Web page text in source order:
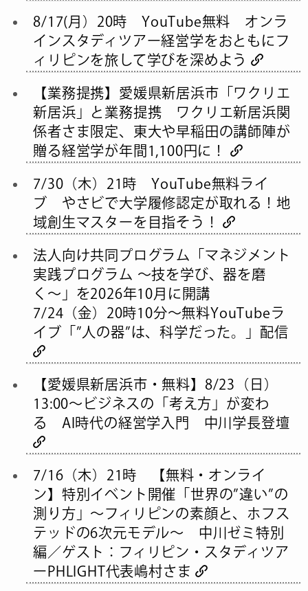
8/17(月）20時 YouTube無料 オンラ
インスタディツアー経営学をおともにフ
ィリピンを旅して学びを深めよう
【業務提携】愛媛県新居浜市「ワクリエ
新居浜」と業務提携 ワクリエ新居浜関
係者さま限定、東大や早稲田の講師陣が
贈る経営学が年間1,100円に！
7/30（木）21時 YouTube無料ライ
ブ やさビで大学履修認定が取れる！地
域創生マスターを目指そう！
法人向け共同プログラム「マネジメント
実践プログラム 〜技を学び、器を磨
く〜」を2026年10月に開講
7/24（金）20時10分～無料YouTubeラ
イブ「”人の器”は、科学だった。」配信
【愛媛県新居浜市・無料】8/23（日）
13:00〜ビジネスの「考え方」が変わ
る AI時代の経営学入門 中川学長登壇
7/16（木）21時 【無料・オンライ
ン】特別イベント開催「世界の”違い”の
測り方」〜フィリピンの素顔と、ホフス
テッドの6次元モデル〜 中川ゼミ特別
編／ゲスト：フィリピン・スタディツア
ーPHLIGHT代表嶋村さま